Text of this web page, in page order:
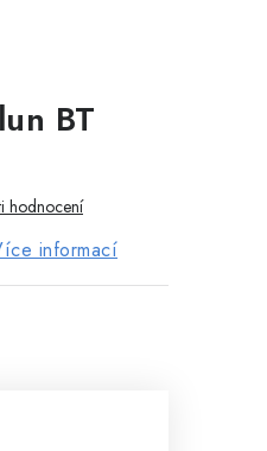
BT
hodnocení
informací